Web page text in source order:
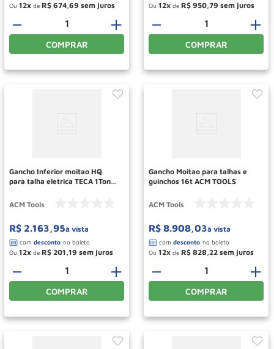
Ou 12 de R$ 674 69
＋
－
COMPRAR
Ou 12 de R$ 950 79
＋
－
COMPRAR
Gancho Inferior moitao HQ
para talha eletrica TECA 1Ton
ACM Tools
R$ 2.163,95à vista
Ou 12 de R$ 201 19
＋
－
COMPRAR
Gancho Moitao para talhas e
guinchos 16t ACM TOOLS
ACM Tools
R$ 8.908,03à vista
Ou 12 de R$ 828 22
＋
－
COMPRAR